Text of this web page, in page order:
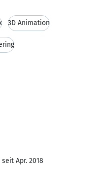
3D Animation
Apr. 2018